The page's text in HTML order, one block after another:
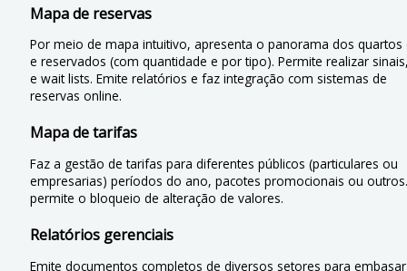
Mapa de reservas
Por meio de mapa intuitivo, apresenta o panorama dos quartos
e reservados (com quantidade e por tipo). Permite realizar
e wait lists. Emite relatórios e faz integração com sistemas de
reservas online.
Mapa de tarifas
Faz a gestão de tarifas para diferentes públicos (particulares ou
empresarias) períodos do ano, pacotes promocionais ou
permite o bloqueio de alteração de valores.
Relatórios gerenciais
Emite documentos completos de diversos setores para